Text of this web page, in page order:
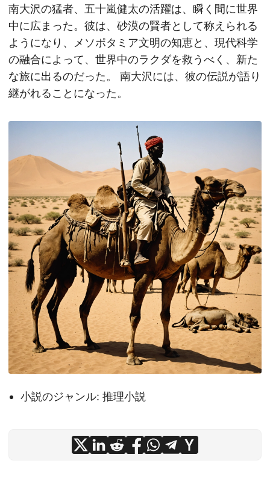
南大沢の猛者、五十嵐健太の活躍は、瞬く間に世界
中に広まった。彼は、砂漠の賢者として称えられる
ようになり、メソポタミア文明の知恵と、現代科学
の融合によって、世界中のラクダを救うべく、新た
な旅に出るのだった。 南大沢には、彼の伝説が語り
継がれることになった。
小説のジャンル: 推理小説